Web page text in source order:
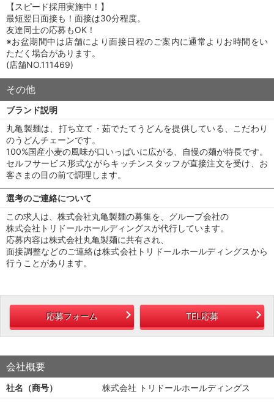
【スピード採用実施中！】
最短翌日面接も！面接は30分程度。
友達同士の応募もOK！
※お盆期間中は店舗により面接日程のご案内に通常よりお時間をい
ただく場合があります。
(店舗NO.111469)
その他
ブランド説明
丸亀製麺は、打ち立て・茹でたてうどんを提供している、こだわり
のうどんチェーンです。
100%国産小麦の風味が口いっぱいに広がる、自慢の麺が特長です。
セルフサービス形式ながらキッチンスタッフが直接注文を受け、お
客さまの目の前で調理します。
選考のご連絡について
この求人は、株式会社丸亀製麺の募集を、グループ会社の
株式会社トリドールホールディングスが代行しています。
応募内容は株式会社丸亀製麺に共有され、
面接調整などのご連絡は株式会社トリドールホールディングスから
行うことがあります。
応募フォーム TEL応募
会社概要
社名（商号）
株式会社 トリドールホールディングス